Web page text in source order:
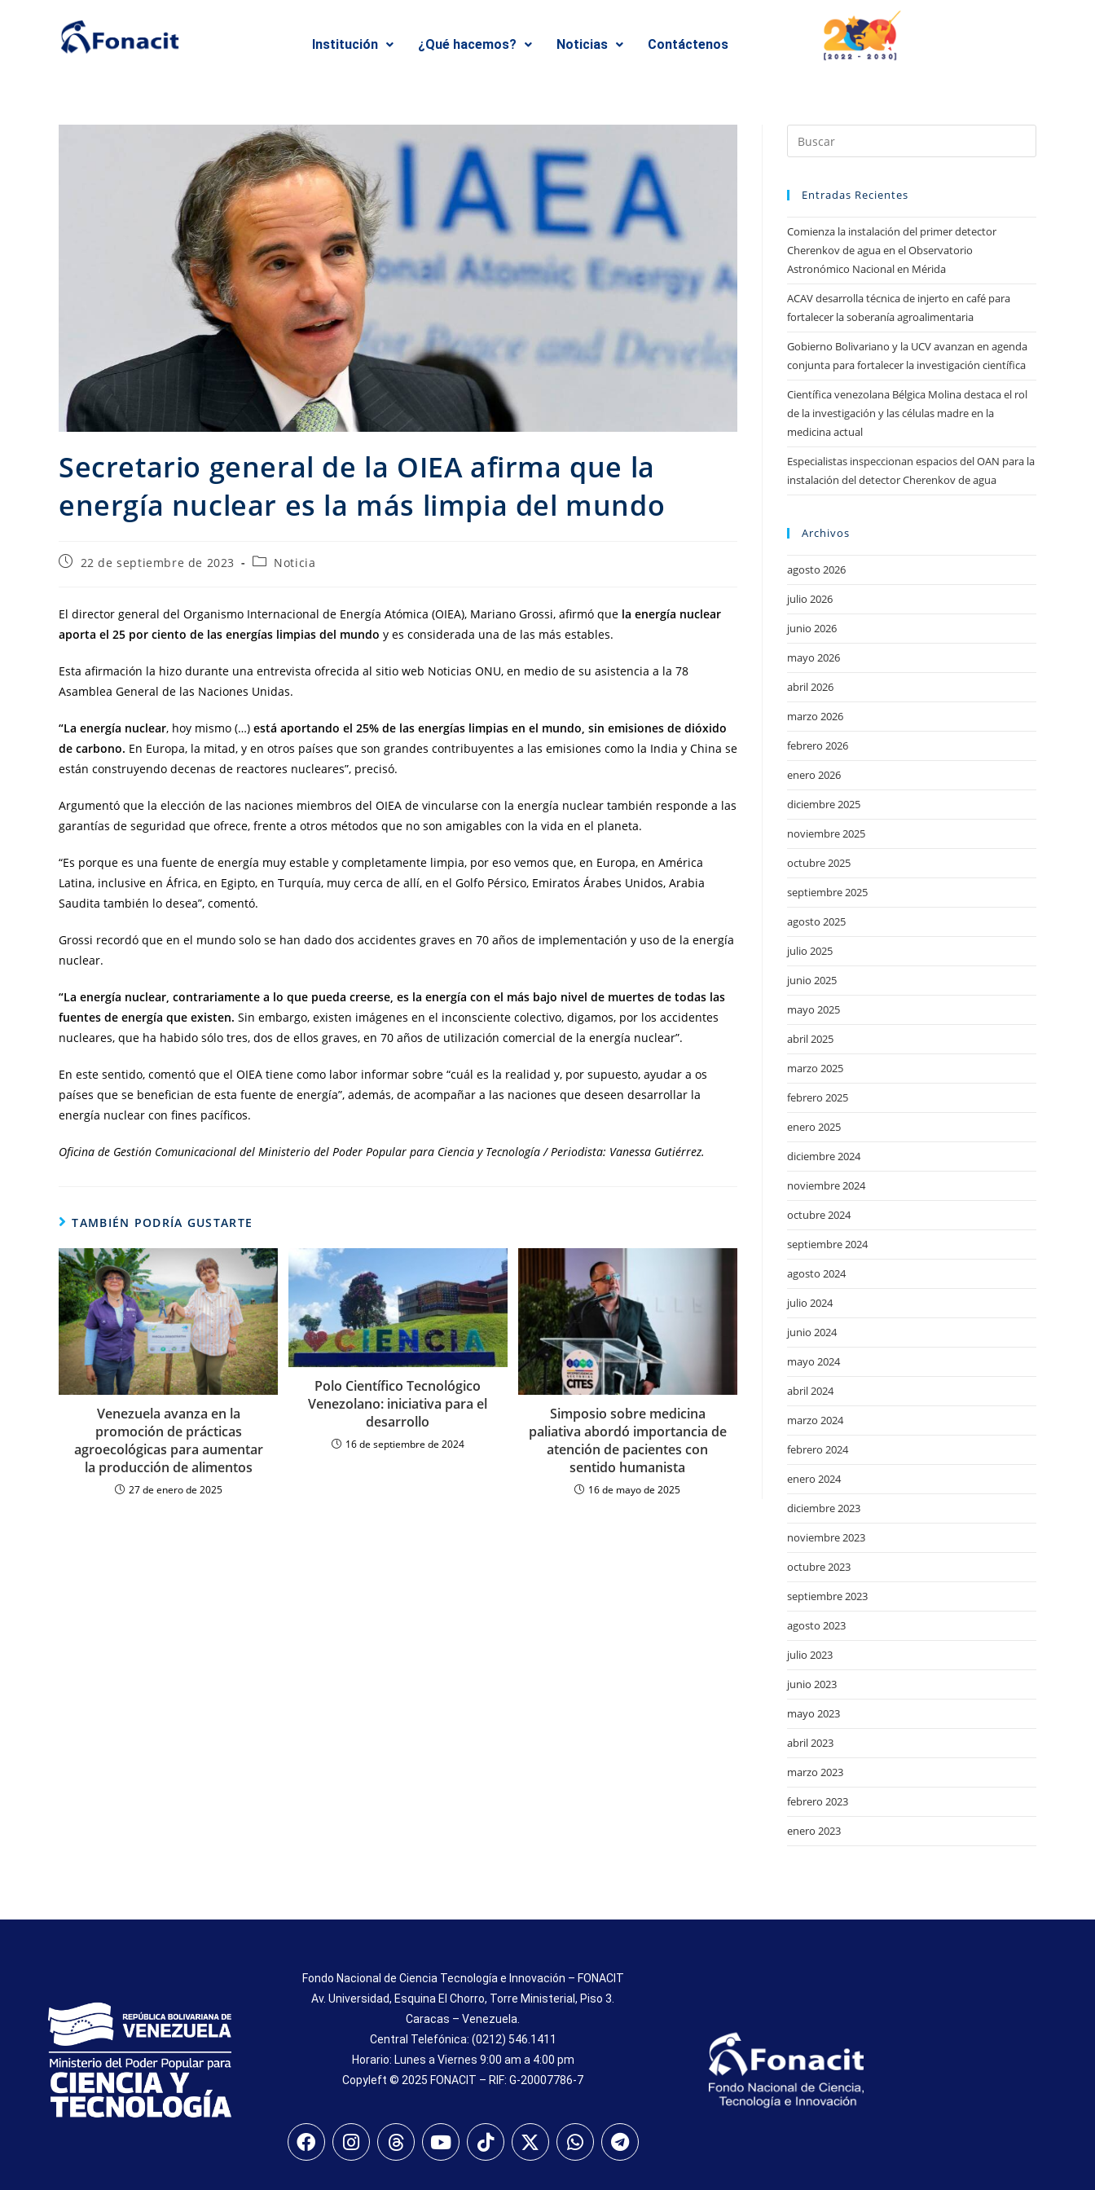
Institución ¿Qué hacemos? Noticias Contáctenos
Secretario general de la OIEA afirma que la
energía nuclear es la más limpia del mundo
22 de septiembre de 2023 Noticia
El director general del Organismo Internacional de Energía Atómica (OIEA), Mariano Grossi, afirmó que la energía nuclear
aporta el 25 por ciento de las energías limpias del mundo y es considerada una de las más estables.
Esta afirmación la hizo durante una entrevista ofrecida al sitio web Noticias ONU, en medio de su asistencia a la 78
Asamblea General de las Naciones Unidas.
“La energía nuclear, hoy mismo (…) está aportando el 25% de las energías limpias en el mundo, sin emisiones de dióxido
de carbono. En Europa, la mitad, y en otros países que son grandes contribuyentes a las emisiones como la India y China se
están construyendo decenas de reactores nucleares”, precisó.
Argumentó que la elección de las naciones miembros del OIEA de vincularse con la energía nuclear también responde a las
garantías de seguridad que ofrece, frente a otros métodos que no son amigables con la vida en el planeta.
“Es porque es una fuente de energía muy estable y completamente limpia, por eso vemos que, en Europa, en América
Latina, inclusive en África, en Egipto, en Turquía, muy cerca de allí, en el Golfo Pérsico, Emiratos Árabes Unidos, Arabia
Saudita también lo desea”, comentó.
Grossi recordó que en el mundo solo se han dado dos accidentes graves en 70 años de implementación y uso de la energía
nuclear.
“La energía nuclear, contrariamente a lo que pueda creerse, es la energía con el más bajo nivel de muertes de todas las
fuentes de energía que existen. Sin embargo, existen imágenes en el inconsciente colectivo, digamos, por los accidentes
nucleares, que ha habido sólo tres, dos de ellos graves, en 70 años de utilización comercial de la energía nuclear”.
En este sentido, comentó que el OIEA tiene como labor informar sobre “cuál es la realidad y, por supuesto, ayudar a os
países que se benefician de esta fuente de energía”, además, de acompañar a las naciones que deseen desarrollar la
energía nuclear con fines pacíficos.
Oficina de Gestión Comunicacional del Ministerio del Poder Popular para Ciencia y Tecnología / Periodista: Vanessa Gutiérrez.
TAMBIÉN PODRÍA GUSTARTE
Venezuela avanza en la
promoción de prácticas
agroecológicas para aumentar
la producción de alimentos
27 de enero de 2025
Polo Científico Tecnológico
Venezolano: iniciativa para el
desarrollo
16 de septiembre de 2024
Simposio sobre medicina
paliativa abordó importancia de
atención de pacientes con
sentido humanista
16 de mayo de 2025
Entradas Recientes
Comienza la instalación del primer detector
Cherenkov de agua en el Observatorio
Astronómico Nacional en Mérida
ACAV desarrolla técnica de injerto en café para
fortalecer la soberanía agroalimentaria
Gobierno Bolivariano y la UCV avanzan en agenda
conjunta para fortalecer la investigación científica
Científica venezolana Bélgica Molina destaca el rol
de la investigación y las células madre en la
medicina actual
Especialistas inspeccionan espacios del OAN para la
instalación del detector Cherenkov de agua
Archivos
agosto 2026
julio 2026
junio 2026
mayo 2026
abril 2026
marzo 2026
febrero 2026
enero 2026
diciembre 2025
noviembre 2025
octubre 2025
septiembre 2025
agosto 2025
julio 2025
junio 2025
mayo 2025
abril 2025
marzo 2025
febrero 2025
enero 2025
diciembre 2024
noviembre 2024
octubre 2024
septiembre 2024
agosto 2024
julio 2024
junio 2024
mayo 2024
abril 2024
marzo 2024
febrero 2024
enero 2024
diciembre 2023
noviembre 2023
octubre 2023
septiembre 2023
agosto 2023
julio 2023
junio 2023
mayo 2023
abril 2023
marzo 2023
febrero 2023
enero 2023
Fondo Nacional de Ciencia Tecnología e Innovación – FONACIT
Av. Universidad, Esquina El Chorro, Torre Ministerial, Piso 3.
Caracas – Venezuela.
Central Telefónica: (0212) 546.1411
Horario: Lunes a Viernes 9:00 am a 4:00 pm
Copyleft © 2025 FONACIT – RIF: G-20007786-7